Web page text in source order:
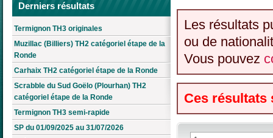
Derniers résultats
Termignon TH3 originales
Muzillac (Billiers) TH2 catégoriel étape de la
Ronde
Carhaix TH2 catégoriel étape de la Ronde
Scrabble du Sud Goëlo (Plourhan) TH2
catégoriel étape de la Ronde
Termignon TH3 semi-rapide
SP du 01/09/2025 au 31/07/2026
Les résultats
ou de
Vous pouvez
Ces résultats